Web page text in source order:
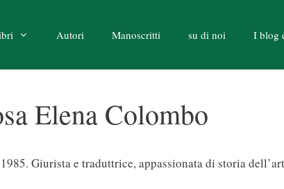
Autori Manoscritti su di noi I blog
Elena Colombo
Giurista e traduttrice, appassionata di storia